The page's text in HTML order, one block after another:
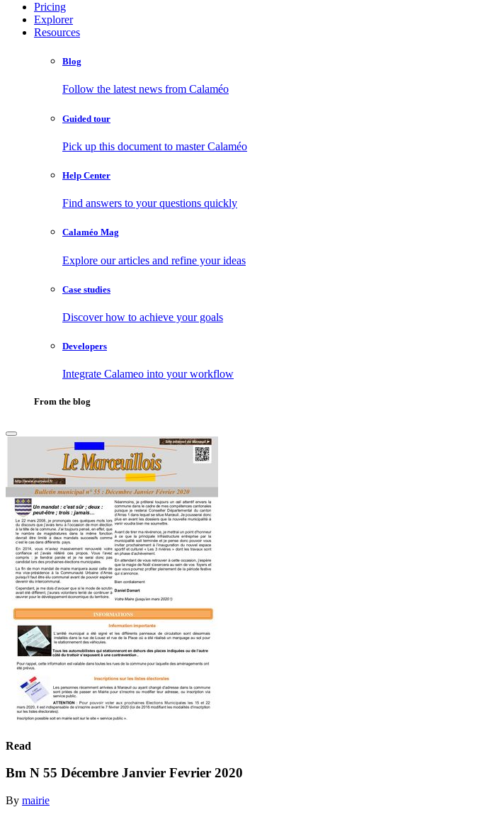
Pricing
Explorer
Resources
Blog
Follow the latest news from Calaméo
Guided tour
Pick up this document to master Calaméo
Help Center
Find answers to your questions quickly
Calaméo Mag
Explore our articles and refine your ideas
Case studies
Discover how to achieve your goals
Developers
Integrate Calameo into your workflow
From the blog
Read
Bm N 55 Décembre Janvier Fevrier 2020
By mairie